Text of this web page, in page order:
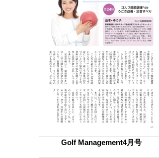
Golf Management4月号